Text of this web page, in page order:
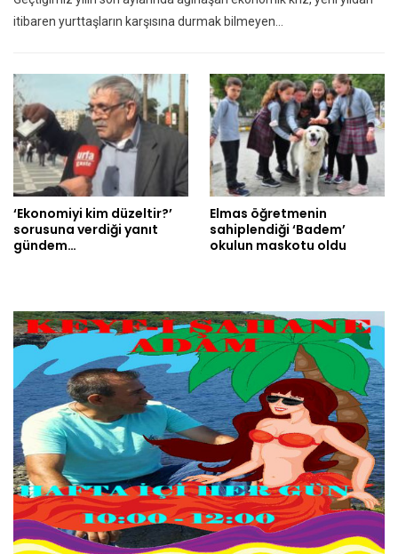
itibaren yurttaşların karşısına durmak bilmeyen…
‘Ekonomiyi kim düzeltir?’
sorusuna verdiği yanıt
gündem…
Elmas öğretmenin
sahiplendiği ‘Badem’
okulun maskotu oldu